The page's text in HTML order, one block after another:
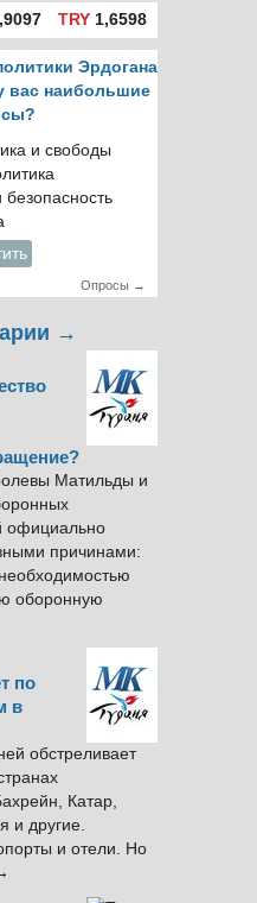
TRY1,6598
Эрдогана
вас наибольшие
и свободы
безопасность
Опросы →
→
Матильды и
официально
причинами:
оборонную
по
в
обстреливает
Катар,
и другие.
и отели. Но